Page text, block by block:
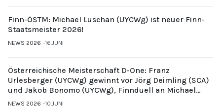
Finn-ÖSTM: Michael Luschan (UYCWg) ist neuer Finn-
Staatsmeister 2026!
NEWS 2026 16.JUNI
Österreichische Meisterschaft D-One: Franz
Urlesberger (UYCWg) gewinnt vor Jörg Deimling (SCA)
und Jakob Bonomo (UYCWg), Finnduell an Michael
Gubi (UYCMo)
NEWS 2026 10.JUNI